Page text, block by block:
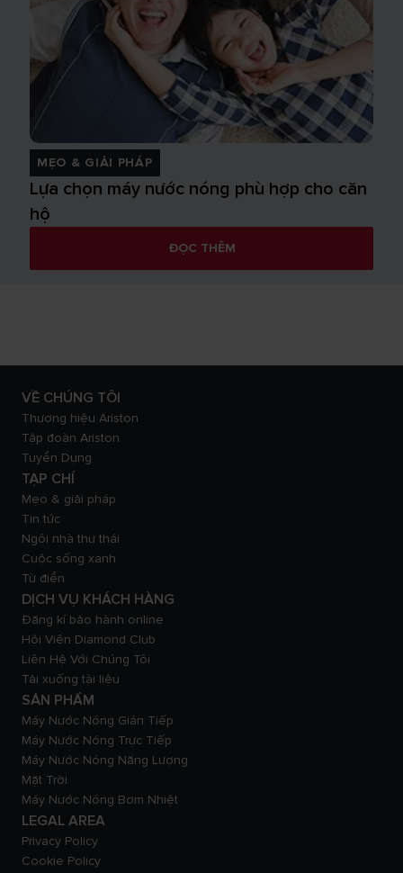
MẸO & GIẢI PHÁP
Lựa chọn máy nước nóng phù hợp cho căn
hộ
ĐỌC THÊM
VỀ CHÚNG TÔI
Thương hiệu Ariston
Tập đoàn Ariston
Tuyển Dụng
TẠP CHÍ
Mẹo & giải pháp
Tin tức
Ngôi nhà thư thái
Cuộc sống xanh
Từ điển
DỊCH VỤ KHÁCH HÀNG
Đăng kí bảo hành online
Hội Viên Diamond Club
Liên Hệ Với Chúng Tôi
Tải xuống tài liệu
SẢN PHẨM
Máy Nước Nóng Gián Tiếp
Máy Nước Nóng Trực Tiếp
Máy Nước Nóng Năng Lượng
Mặt Trời
Máy Nước Nóng Bơm Nhiệt
LEGAL AREA
Privacy Policy
Cookie Policy